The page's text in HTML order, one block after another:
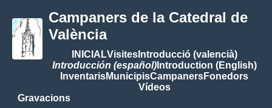
Campaners de la Catedral de
València
INICIALVisitesIntroducció (valencià)
Introducción (español)Introduction (English)
InventarisMunicipisCampanersFonedors
Vídeos
Gravacions